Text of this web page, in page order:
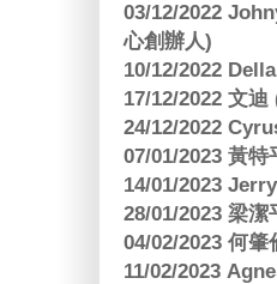
03/12/2022
心創辦人)
10/12/2022
17/12/2022 文
24/12/2022
07/01/2023 黃
14/01/2023
28/01/2023 梁
04/02/2023 何
11/02/2023